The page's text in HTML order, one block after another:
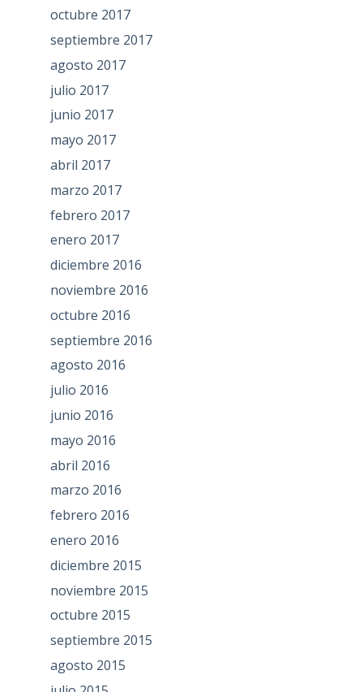
octubre 2017
septiembre 2017
agosto 2017
julio 2017
junio 2017
mayo 2017
abril 2017
marzo 2017
febrero 2017
enero 2017
diciembre 2016
noviembre 2016
octubre 2016
septiembre 2016
agosto 2016
julio 2016
junio 2016
mayo 2016
abril 2016
marzo 2016
febrero 2016
enero 2016
diciembre 2015
noviembre 2015
octubre 2015
septiembre 2015
agosto 2015